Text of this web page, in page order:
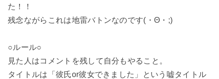
た！！
残念ながらこれは地雷バトンなのです(・Θ・;)
○ルール○
見た人はコメントを残して自分もやること。
タイトルは「彼氏or彼女できました」という嘘タイトル